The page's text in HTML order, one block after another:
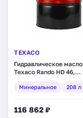
TEXACO
Гидравлическое масло
Texaco Rando HD 46,
(801658DEE)
Минеральное 208 л
116 862 ₽